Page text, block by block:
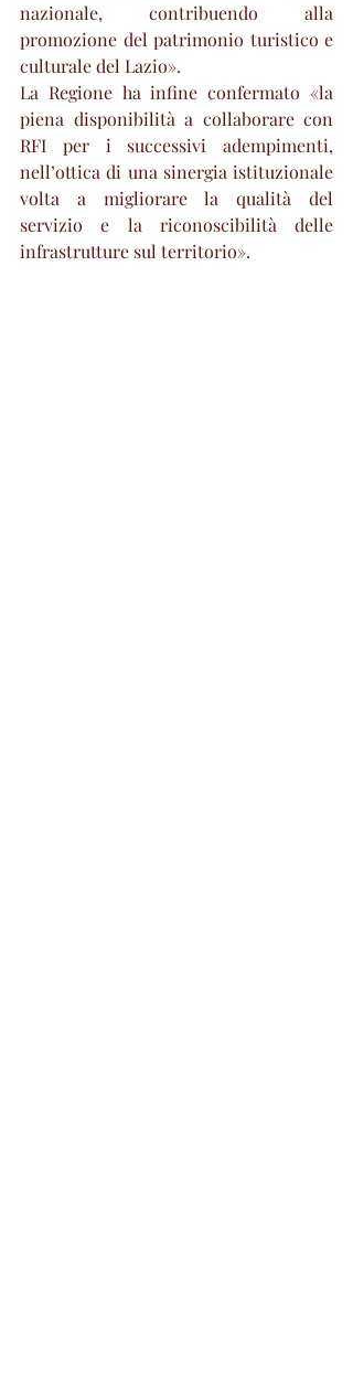
nazionale, contribuendo alla
promozione del patrimonio turistico e
culturale del Lazio».
La Regione ha infine confermato «la
piena disponibilità a collaborare con
RFI per i successivi adempimenti,
nell’ottica di una sinergia istituzionale
volta a migliorare la qualità del
servizio e la riconoscibilità delle
infrastrutture sul territorio».